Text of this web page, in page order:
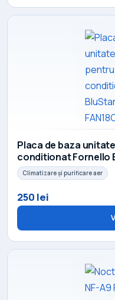
Placa de baza
conditionat Fornello
Climatizare și purificare aer
250 lei